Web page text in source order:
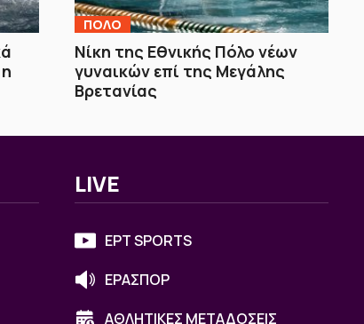
ΠΟΛΟ
Νίκη της Εθνικής Πόλο νέων
γυναικών επί της Μεγάλης
Βρετανίας
LIVE
ΕΡΤ SPORTS
ΕΡΑΣΠΟΡ
ΑΘΛΗΤΙΚΕΣ ΜΕΤΑΔΟΣΕΙΣ